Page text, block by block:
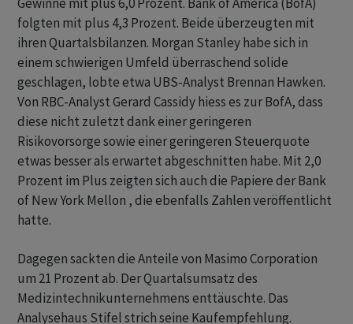
folgten mit plus 4,3 Prozent. Beide überzeugten mit
ihren Quartalsbilanzen. Morgan Stanley habe sich in
einem schwierigen Umfeld überraschend solide
geschlagen, lobte etwa UBS-Analyst Brennan Hawken.
Von RBC-Analyst Gerard Cassidy hiess es zur BofA, dass
diese nicht zuletzt dank einer geringeren
Risikovorsorge sowie einer geringeren Steuerquote
etwas besser als erwartet abgeschnitten habe. Mit 2,0
Prozent im Plus zeigten sich auch die Papiere der Bank
of New York Mellon , die ebenfalls Zahlen veröffentlicht
hatte.
Dagegen sackten die Anteile von Masimo Corporation
um 21 Prozent ab. Der Quartalsumsatz des
Medizintechnikunternehmens enttäuschte. Das
Analysehaus Stifel strich seine Kaufempfehlung.